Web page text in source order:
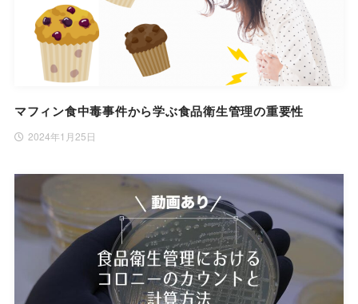
マフィン食中毒事件から学ぶ食品衛生管理の重要性
2024年1月25日